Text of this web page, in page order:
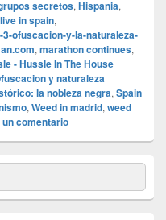
secretos, Hispania,
in spain,
ofuscacion-y-la-naturaleza-
, marathon continues,
- Hussle In The House
y naturaleza
la nobleza negra, Spain
, Weed in madrid, weed
un comentario